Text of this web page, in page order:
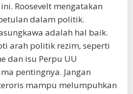
Roosevelt mengatakan
dalam politik.
adalah hal baik.
arah politik rezim, seperti
dan isu Perpu UU
pentingnya. Jangan
mampu melumpuhkan